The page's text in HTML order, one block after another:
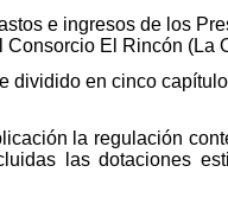
e ingresos de los
El Rincón (La
dividido en cinco
la regulación
las dotaciones